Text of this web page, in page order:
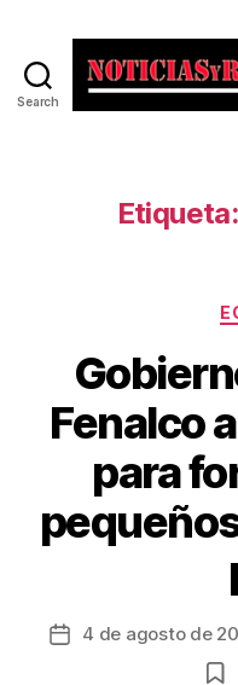
Search
Etiqueta:
Fenalco
para
Fecha4 de agosto de